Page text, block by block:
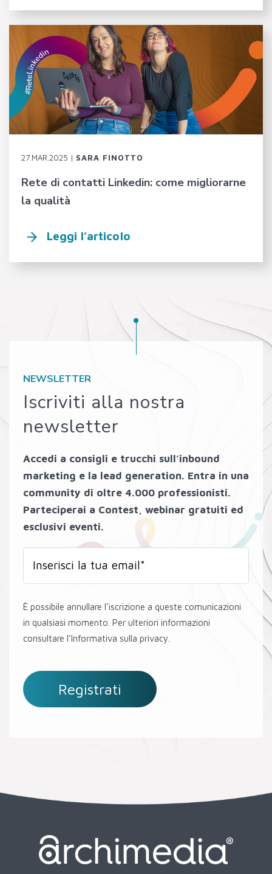
27.MAR.2025 | SARA FINOTTO
Rete di contatti Linkedin: come migliorarne
la qualità
Leggi l’articolo
NEWSLETTER
Iscriviti alla nostra
newsletter
Accedi a consigli e trucchi sull’inbound
marketing e la lead generation. Entra in una
community di oltre 4.000 professionisti.
Parteciperai a Contest, webinar gratuiti ed
esclusivi eventi.
È possibile annullare l’iscrizione a queste comunicazioni
in qualsiasi momento. Per ulteriori informazioni
consultare l’Informativa sulla privacy.